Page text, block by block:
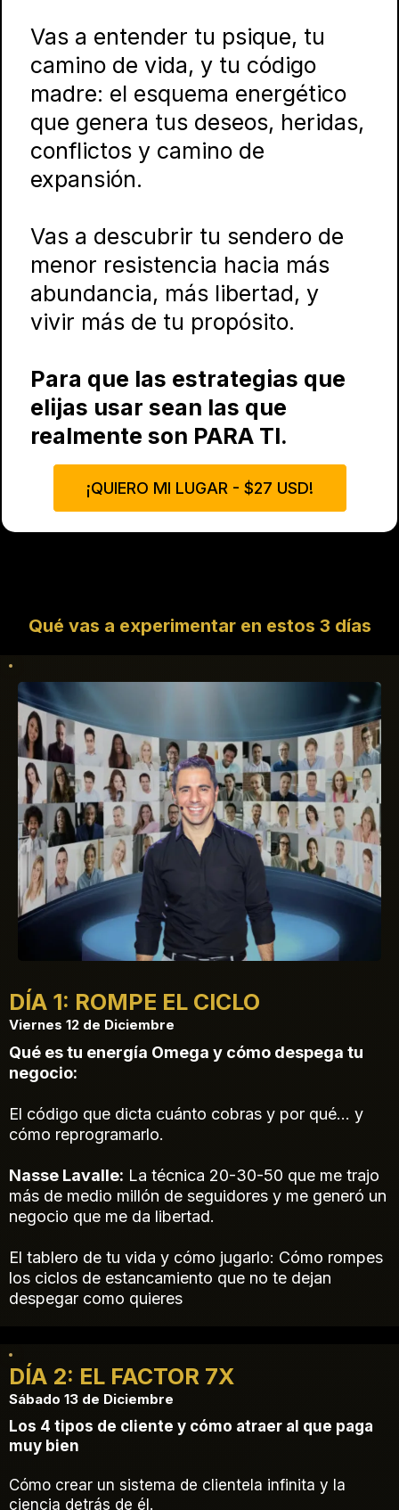
Vas a entender tu psique, tu
camino de vida, y tu código
madre: el esquema energético
que genera tus deseos, heridas,
conflictos y camino de
expansión.
Vas a descubrir tu sendero de
menor resistencia hacia más
abundancia, más libertad, y
vivir más de tu propósito.
Para que las estrategias que
elijas usar sean las que
realmente son PARA TI.
¡QUIERO MI LUGAR - $27 USD!
Qué vas a experimentar en estos 3 días
DÍA 1: ROMPE EL CICLO
Viernes 12 de Diciembre
Qué es tu energía Omega y cómo despega tu
negocio:
El código que dicta cuánto cobras y por qué… y
cómo reprogramarlo.
Nasse Lavalle: La técnica 20-30-50 que me trajo
más de medio millón de seguidores y me generó un
negocio que me da libertad.
El tablero de tu vida y cómo jugarlo: Cómo rompes
los ciclos de estancamiento que no te dejan
despegar como quieres
DÍA 2: EL FACTOR 7X
Sábado 13 de Diciembre
Los 4 tipos de cliente y cómo atraer al que paga
muy bien
Cómo crear un sistema de clientela infinita y la
ciencia detrás de él.